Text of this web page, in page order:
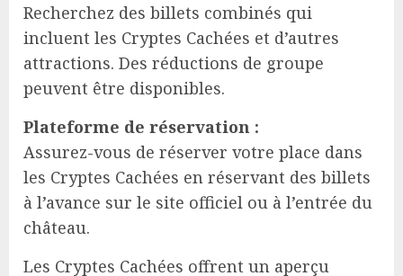
Recherchez des billets combinés qui
incluent les Cryptes Cachées et d’autres
attractions. Des réductions de groupe
peuvent être disponibles.
Plateforme de réservation :
Assurez-vous de réserver votre place dans
les Cryptes Cachées en réservant des billets
à l’avance sur le site officiel ou à l’entrée du
château.
Les Cryptes Cachées offrent un aperçu